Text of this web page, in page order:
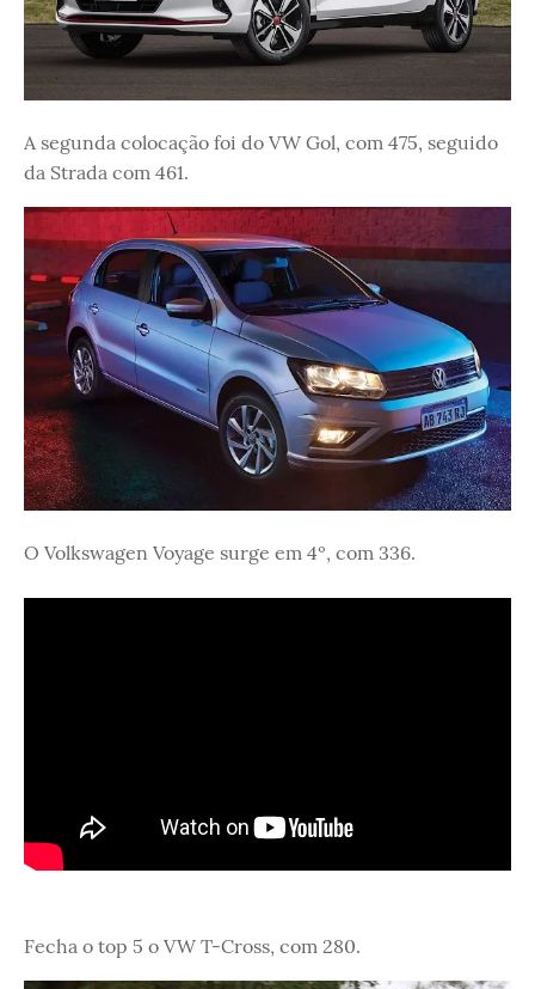
A segunda colocação foi do VW Gol, com 475, seguido
da Strada com 461.
O Volkswagen Voyage surge em 4º, com 336.
Fecha o top 5 o VW T-Cross, com 280.